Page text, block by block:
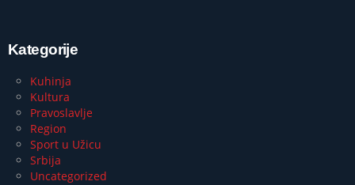
Kategorije
Kuhinja
Kultura
Pravoslavlje
Region
Sport u Užicu
Srbija
Uncategorized